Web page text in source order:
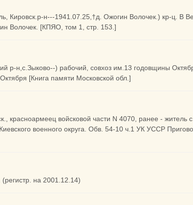
Кировск.р-н---1941.07.25,†д. Ожогин Волочек.) кр-ц. В
Волочек. [КПЯО, том 1, стр. 153.]
р-н,с.Зыково--) рабочий, совхоз им.13 годовщины
[Книга памяти Московской обл.]
красноармеец войсковой части N 4070, ранее - житель
военного округа. Обв. 54-10 ч.1 УК УССР
на 2001.12.14)